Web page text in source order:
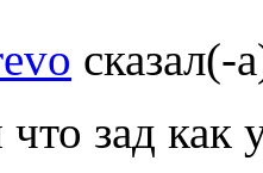
сказал(-
что зад